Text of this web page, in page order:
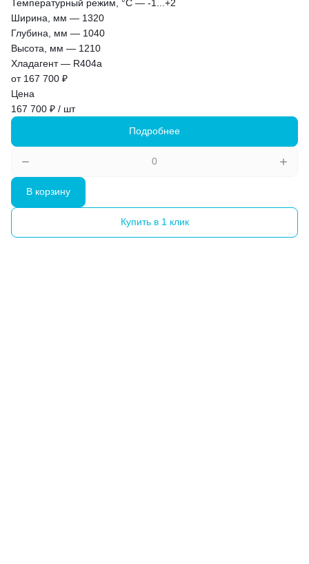
Температурный режим, °С — -1...+2
Ширина, мм — 1320
Глубина, мм — 1040
Высота, мм — 1210
Хладагент— R404a
от 167 700 ₽
Цена
167 700 ₽ / шт
Подробнее
В корзину
Купить в 1 клик